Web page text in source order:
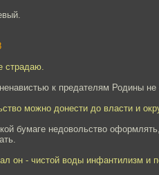
страдаю.
к предателям Родины
можно донести до власти и
бумаге недовольство
он - чистой воды инфантилизм и